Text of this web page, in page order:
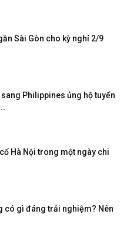
Sài Gòn cho kỳ nghỉ 2/9
Philippines ủng hộ tuyển
Hà Nội trong một ngày chi
có gì đáng trải nghiệm? Nên